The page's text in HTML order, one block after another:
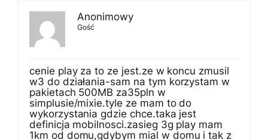
Anonimowy
Gość
cenie play za to ze jest.ze w koncu zmusil
w3 do działania-sam na tym korzystam w
pakietach 500MB za35pln w
simplusie/mixie.tyle ze mam to do
wykorzystania gdzie chce.taka jest
definicja mobilnosci.zasieg 3g play mam
1km od domu,gdybym mial w domu i tak z